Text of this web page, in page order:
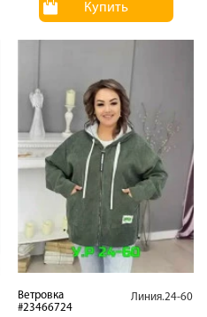
Купить
Ветровка
#23466724
Линия.24-60